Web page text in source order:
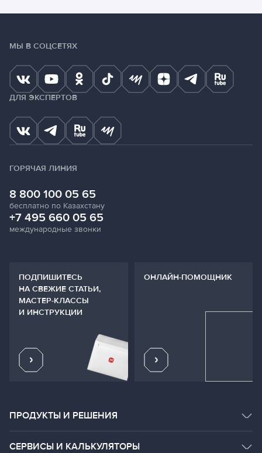
МЫ В СОЦСЕТЯХ
ДЛЯ ЭКСПЕРТОВ
ГОРЯЧАЯ ЛИНИЯ
8 800 100 05 65
бесплатно по Казахстану
+7 495 660 05 65
международные звонки
ПОДПИШИТЕСЬ
НА СВЕЖИЕ СТАТЬИ,
МАСТЕР-КЛАССЫ
И ИНСТРУКЦИИ
ОНЛАЙН-ПОМОЩНИК
ПРОДУКТЫ И РЕШЕНИЯ
СЕРВИСЫ И КАЛЬКУЛЯТОРЫ